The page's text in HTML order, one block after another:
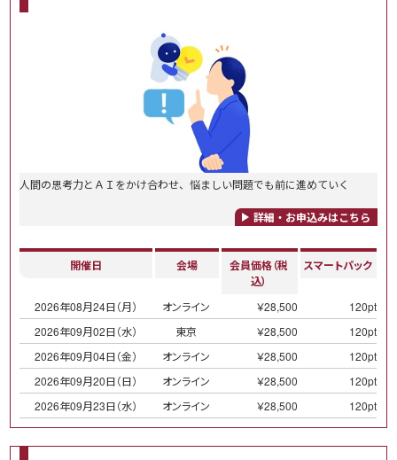
人間の思考力とＡＩをかけ合わせ、悩ましい問題でも前に進めていく
詳細・お申込みはこちら
開催日 会場
会員価格（税
込）
スマートパック
2026年08月24日（月） オンライン ￥28,500
120pt
2026年09月02日（水）
東京 ￥28,500
120pt
2026年09月04日（金）
オンライン ￥28,500
120pt
2026年09月20日（日）
オンライン ￥28,500
120pt
2026年09月23日（水）
オンライン ￥28,500 120pt